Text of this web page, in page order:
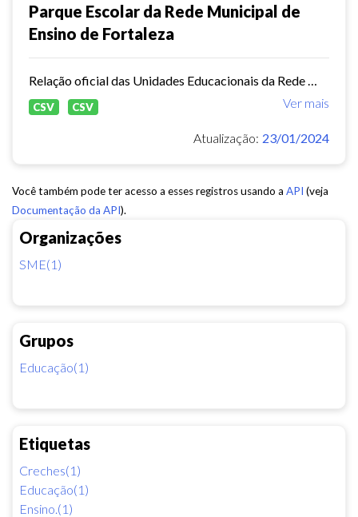
Organizações
SME(1)
Grupos
Educação(1)
Etiquetas
Creches(1)
Educação(1)
Ensino.(1)
Parque Escolar da Rede Municipal de
Ensino de Fortaleza
Ver mais
CSV CSV
Atualização: 23/01/2024
Você também pode ter acesso a esses registros usando a API (veja
Documentação da API).